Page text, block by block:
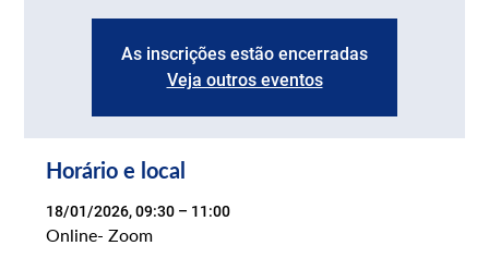
As inscrições estão encerradas
Veja outros eventos
Horário e local
18/01/2026, 09:30 – 11:00
Online- Zoom